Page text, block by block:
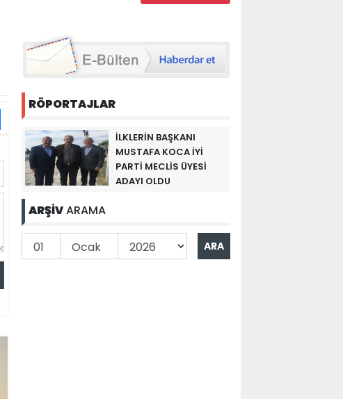
RÖPORTAJLAR
İLKLERİN BAŞKANI
MUSTAFA KOCA İYİ
PARTİ MECLİS ÜYESİ
ADAYI OLDU
ARŞİVARAMA